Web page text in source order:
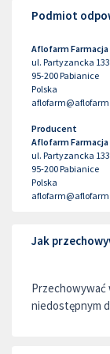
Podmiot
Aflofarm Farmacja
ul. Partyzancka
95-200Pabianice
Polska
Producent
Aflofarm Farmacja
ul. Partyzancka
95-200Pabianice
Polska
Jak
Przechowywać
niedostępnym